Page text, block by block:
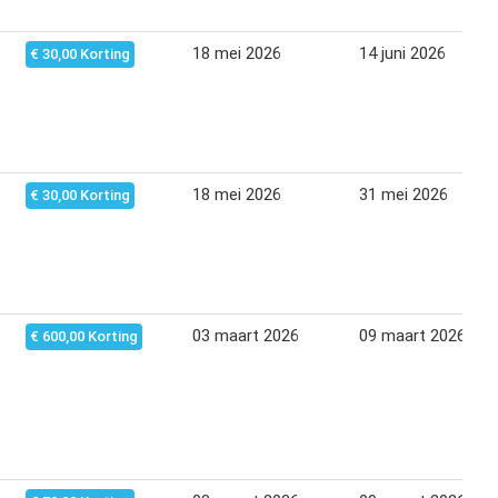
€ 30,00 Korting 18 mei 2026 14 juni 2026
€ 30,00 Korting 18 mei 2026 31 mei 2026
€ 600,00 Korting 03 maart 2026 09 maart 2026